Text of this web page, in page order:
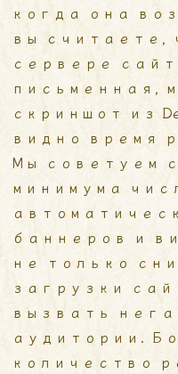
когда она
вы считаете,
сервере
письменная,
скриншот из
видно время
Мы советуем
минимума
баннеров и
не только
загрузки
вызвать
аудитории.
количество